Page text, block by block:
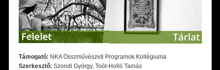
Támogató: NKA Összművészeti Programok Kollégiuma
Szerkesztő: Szondi György, Toót-Holló Tamás